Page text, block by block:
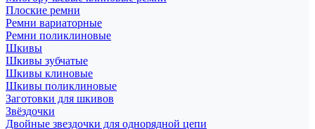
Плоские ремни
Ремни вариаторные
Ремни поликлиновые
Шкивы
Шкивы зубчатые
Шкивы клиновые
Шкивы поликлиновые
Заготовки для шкивов
Звёздочки
Двойные звездочки для однорядной цепи